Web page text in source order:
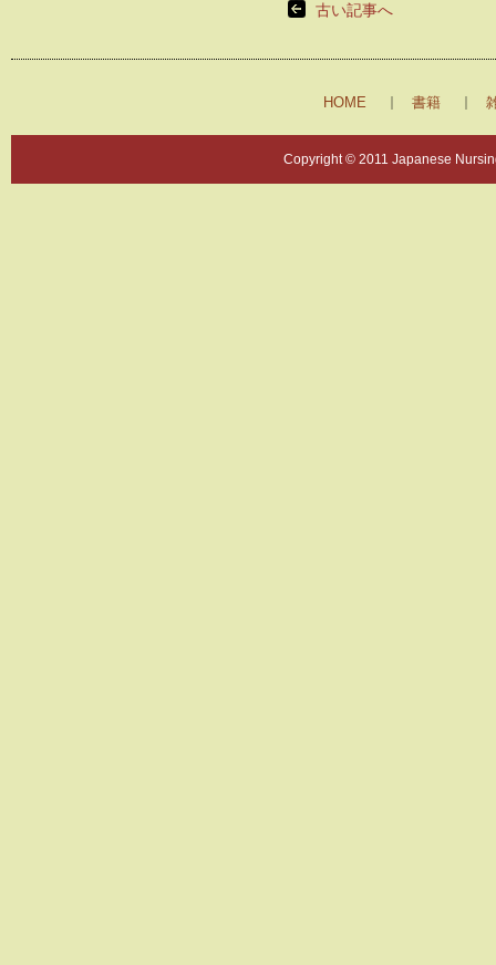
古い記事へ
HOME 書籍
Copyright © 2011 Japanese